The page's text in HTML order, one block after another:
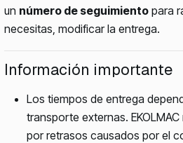
un número de seguimiento para
necesitas, modificar la entrega.
Información importante
Los tiempos de entrega
transporte externas.
por retrasos causados por el